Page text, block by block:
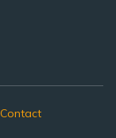
Contact